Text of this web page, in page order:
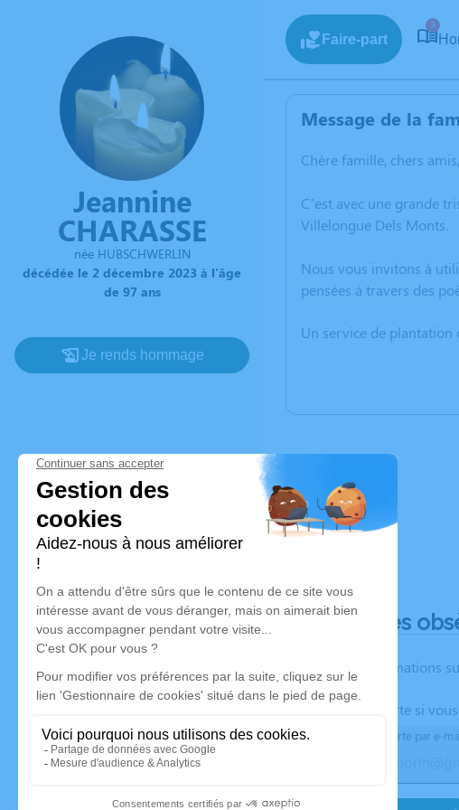
Jeannine
CHARASSE
née HUBSCHWERLIN
décédée le 2 décembre 2023 à l'âge
de 97 ans
Je rends hommage
Faire-part
3
Message de la
Chère famille, chers amis,
C’est avec une grande
Villelongue Dels Monts.
Nous vous invitons à
pensées à travers des
Un service de plantation
Déroulé des
Les informations
Activez une alerte si
Recevoir une alerte par e-